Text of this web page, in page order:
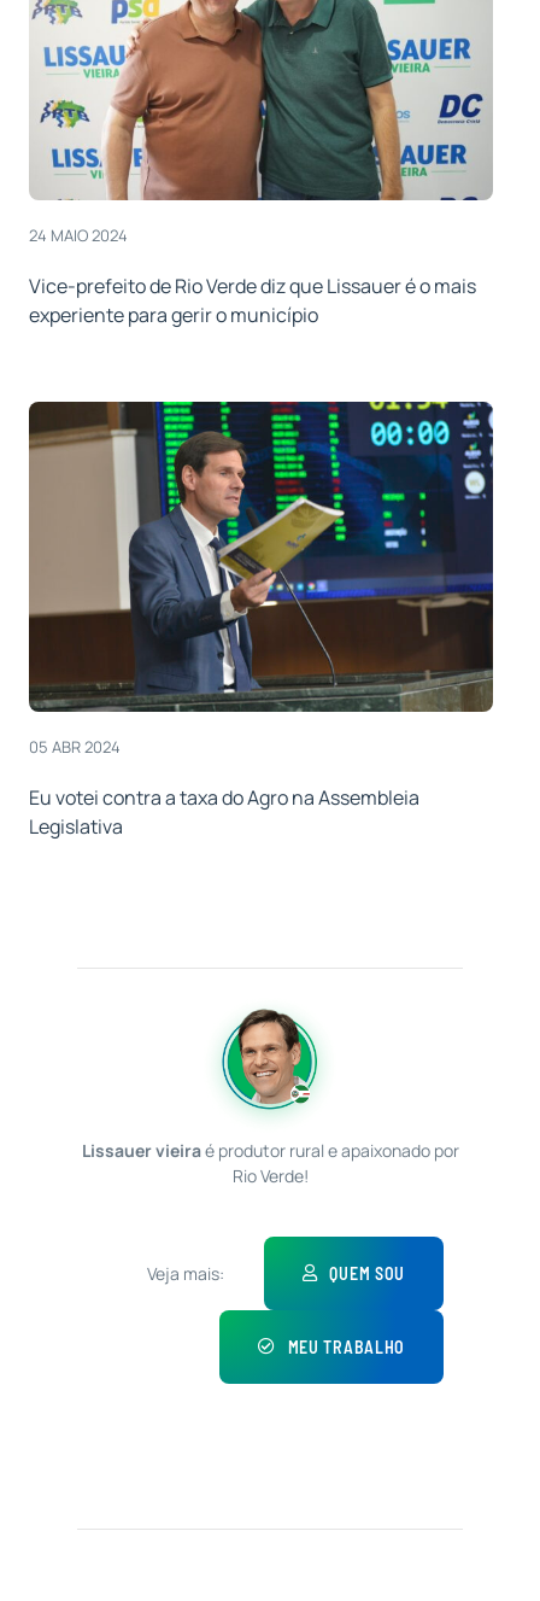
24 MAIO 2024
Vice-prefeito de Rio Verde diz que Lissauer é o mais
experiente para gerir o município
05 ABR 2024
Eu votei contra a taxa do Agro na Assembleia
Legislativa
Lissauer vieiraé produtor rural e apaixonado por
Rio Verde!
Veja mais: QUEM SOU
MEU TRABALHO